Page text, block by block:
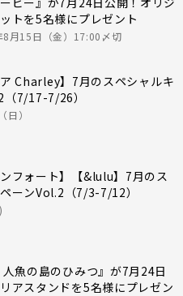
トを5名様にプレゼント
月15日（金）17:00〆切
ア Charley】7月のスペシャルキ
7/17-7/26）
）
ンフォート】【&lulu】7月のス
ーンVol.2（7/3-7/12）
人魚の島のひみつ』が7月24日
リアスタンドを5名様にプレゼン